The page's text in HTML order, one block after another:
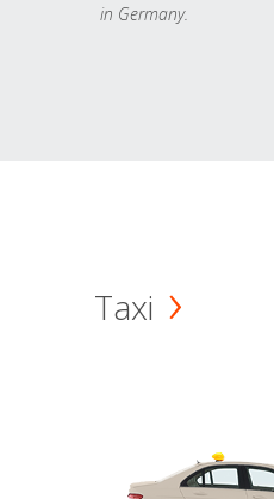
in Germany.
Taxi